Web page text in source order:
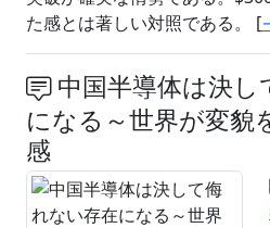
た感とは著しい対照である。 [
中国半導体は決し
になる～世界が変貌
感